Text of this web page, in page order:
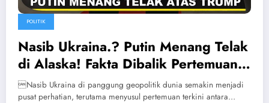
POLITIK
Nasib Ukraina.? Putin Menang Telak
di Alaska! Fakta Dibalik Pertemuan
Trump-Putin di Alaska
Nasib Ukraina di panggung geopolitik dunia semakin menjadi
pusat perhatian, terutama menyusul pertemuan terkini antara…